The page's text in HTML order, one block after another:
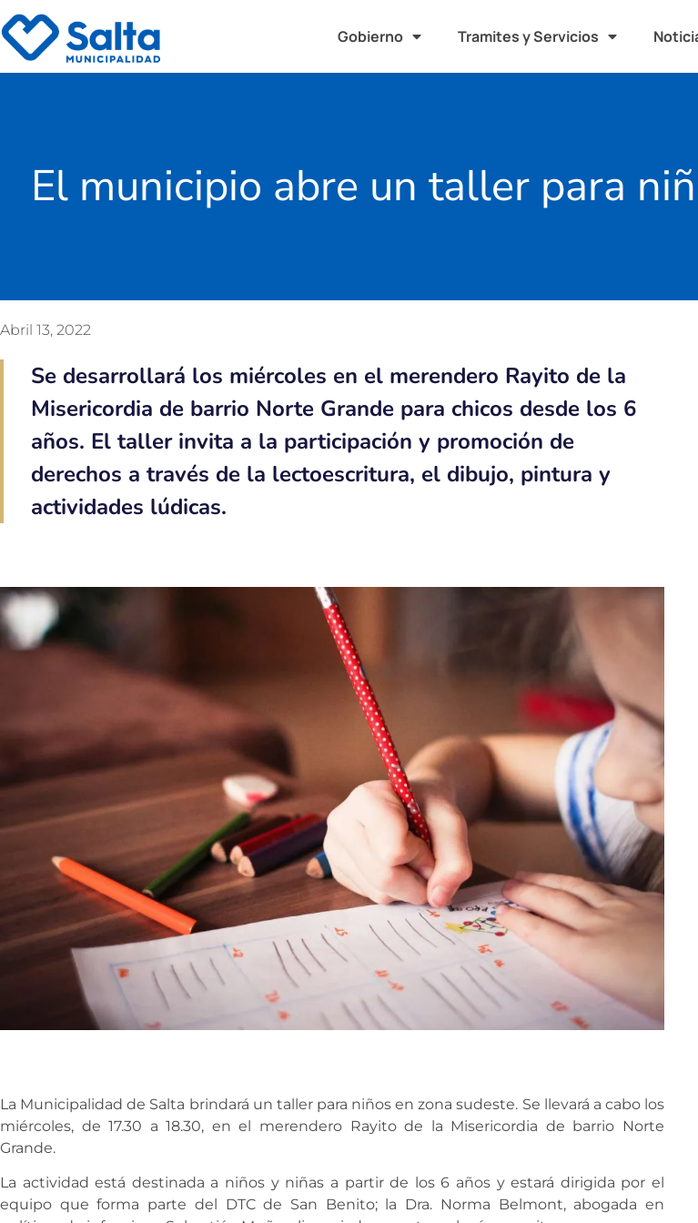
Gobierno Tramites y Servicios
El municipio abre un taller para
Abril 13, 2022
Se desarrollará los miércoles en el merendero Rayito de la
Misericordia de barrio Norte Grande para chicos desde los 6
años. El taller invita a la participación y promoción de
derechos a través de la lectoescritura, el dibujo, pintura y
actividades lúdicas.
La Municipalidad de Salta brindará un taller para niños en zona sudeste. Se llevará a cabo los
miércoles, de 17.30 a 18.30, en el merendero Rayito de la Misericordia de barrio Norte
Grande.
La actividad está destinada a niños y niñas a partir de los 6 años y estará dirigida por el
equipo que forma parte del DTC de San Benito; la Dra. Norma Belmont, abogada en